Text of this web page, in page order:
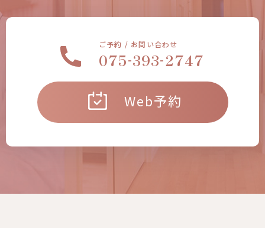
ご予約 / お問い合わせ
075-393-2747
Web予約